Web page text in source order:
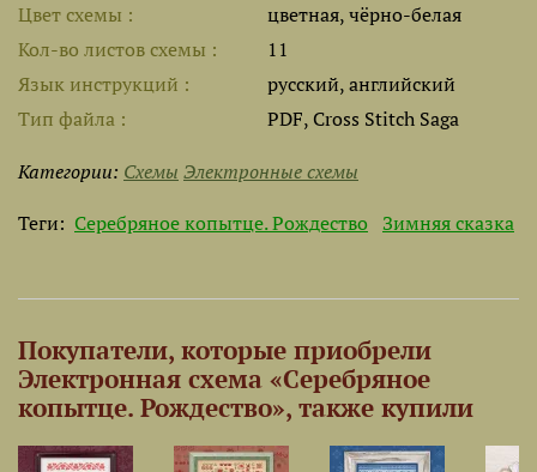
Цвет схемы
цветная, чёрно-белая
Кол-во листов схемы
11
Язык инструкций
русский, английский
Тип файла
PDF, Cross Stitch Saga
Категории: Схемы Электронные схемы
Теги: Серебряное копытце. Рождество Зимняя сказка
Покупатели, которые приобрели
Электронная схема «Серебряное
копытце. Рождество», также купили